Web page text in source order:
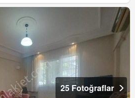
25 Fotoğraflar